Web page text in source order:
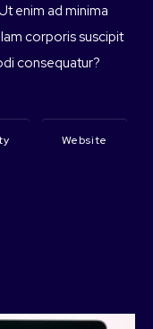
enim ad minima
corporis suscipit
consequatur?
Website